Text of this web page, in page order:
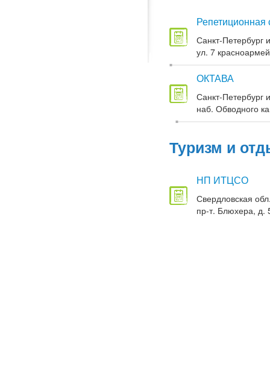
Репетиционная
Санкт-Петербург
ул. 7
ОКТАВА
Санкт-Петербург
наб. Обводного
Туризм и
НП ИТЦСО
Свердловская
пр-т. Блюхера, д.